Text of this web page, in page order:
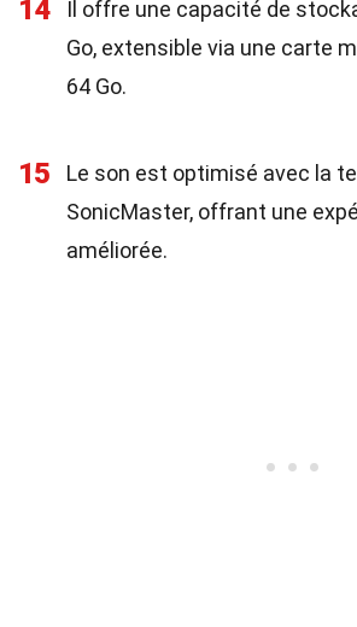
14
Il offre une capacité de
Go, extensible via une carte
64 Go.
15
Le son est optimisé avec la
SonicMaster, offrant une
améliorée.